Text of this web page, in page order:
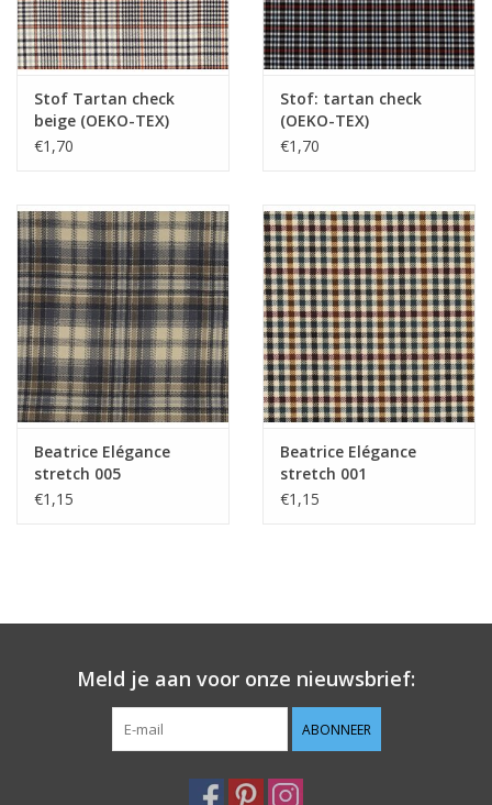
Handwerk
Workshop
Tweedehands
Cadeaubonnen
Guy's blog
Loyalty
Stof Tartan check
beige (OEKO-TEX)
€1,70
Stof: tartan check
(OEKO-TEX)
€1,70
Beatrice Elégance
stretch 005
€1,15
Beatrice Elégance
stretch 001
€1,15
Meld je aan voor onze nieuwsbrief:
ABONNEER